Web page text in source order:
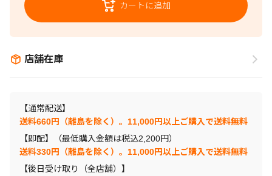
カートに追加
店舗在庫
【通常配送】
送料660円（離島を除く）。11,000円以上ご購入で送料無料
【即配】（最低購入金額は税込2,200円）
送料330円（離島を除く）。11,000円以上ご購入で送料無料
【後日受け取り（全店舗）】